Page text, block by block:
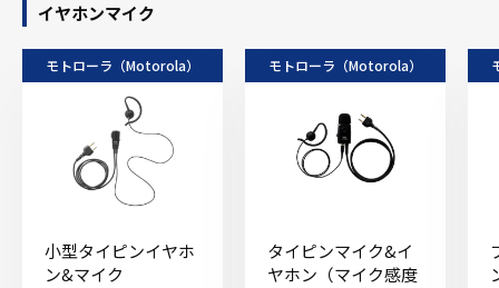
イヤホンマイク
モトローラ（Motorola）
小型タイピンイヤホ
ン&マイク
モトローラ（Motorola）
タイピンマイク&イ
ヤホン（マイク感度